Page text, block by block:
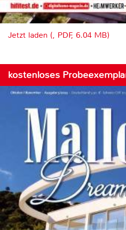
Jetzt laden (, PDF, 6.04 MB)
kostenloses